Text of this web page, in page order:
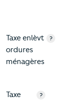
Taxe enlèvt
ordures
ménagères
?
Taxe
?